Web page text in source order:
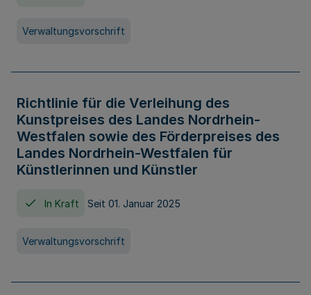
Verwaltungsvorschrift
Richtlinie für die Verleihung des
Kunstpreises des Landes Nordrhein-
Westfalen sowie des Förderpreises des
Landes Nordrhein-Westfalen für
Künstlerinnen und Künstler
In Kraft Seit 01. Januar 2025
Verwaltungsvorschrift